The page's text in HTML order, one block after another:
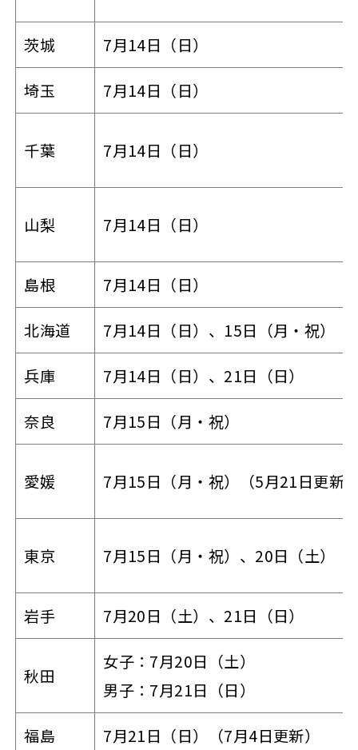
茨城 7月14日（日）
埼玉 7月14日（日）
千葉 7月14日（日）
山梨 7月14日（日）
島根 7月14日（日）
北海道 7月14日（日）、15日（月・祝）
兵庫 7月14日（日）、21日（日）
奈良 7月15日（月・祝）
愛媛 7月15日（月・祝）（5月21日更新
東京 7月15日（月・祝）、20日（土）
岩手 7月20日（土）、21日（日）
秋田
女子：7月20日（土）
男子：7月21日（日）
福島 7月21日（日）（7月4日更新）